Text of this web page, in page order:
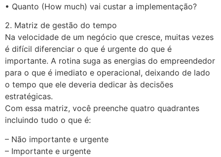
• Quanto (How much) vai custar a implementação?
2. Matriz de gestão do tempo
Na velocidade de um negócio que cresce, muitas vezes
é difícil diferenciar o que é urgente do que é
importante. A rotina suga as energias do empreendedor
para o que é imediato e operacional, deixando de lado
o tempo que ele deveria dedicar às decisões
estratégicas.
Com essa matriz, você preenche quatro quadrantes
incluindo tudo o que é:
– Não importante e urgente
– Importante e urgente